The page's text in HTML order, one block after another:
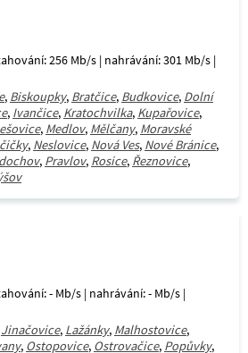
256 Mb/s | nahrávání: 301 Mb/s |
, Biskoupky, Bratčice, Budkovice, Dolní
, Ivančice, Kratochvilka, Kupařovice,
, Medlov, Mělčany, Moravské
, Neslovice, Nová Ves, Nové Bránice,
, Pravlov, Rosice, Řeznovice,
- Mb/s | nahrávání: - Mb/s |
Jinačovice, Lažánky, Malhostovice,
, Ostopovice, Ostrovačice, Popůvky,